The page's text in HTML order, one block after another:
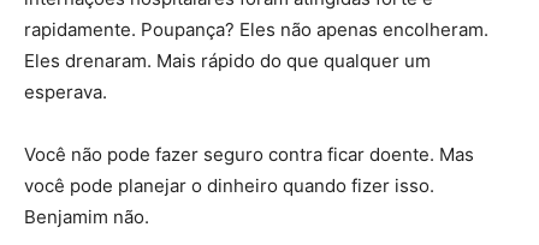
rapidamente. Poupança? Eles não apenas encolheram.
Eles drenaram. Mais rápido do que qualquer um
esperava.
Você não pode fazer seguro contra ficar doente. Mas
você pode planejar o dinheiro quando fizer isso.
Benjamim não.